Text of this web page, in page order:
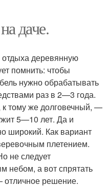
даче.
деревянную
помнить: чтобы
нужно обрабатывать
раз в 2—3 года.
тому же долговечный, —
5—10 лет. Да и
широкий. Как вариант
плетением.
не следует
небом, а вот спрятать
отличное решение.